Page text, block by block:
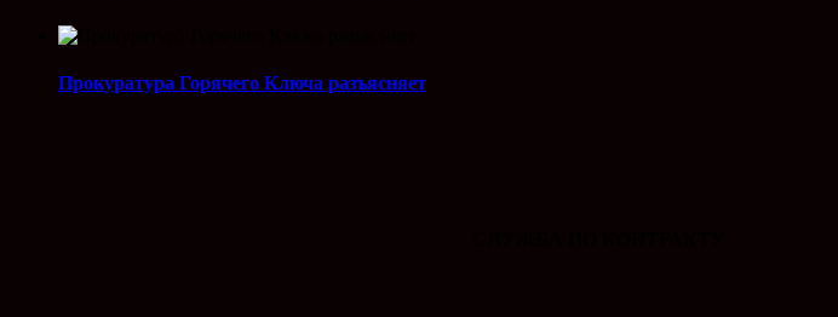
Прокуратура Горячего Ключа разъясняет